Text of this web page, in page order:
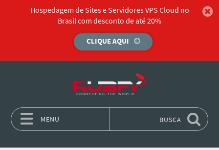
Hospedagem de Sites e Servidores VPS Cloud no
Brasil com desconto de até 20%
CLIQUE AQUI
MENU BUSCA